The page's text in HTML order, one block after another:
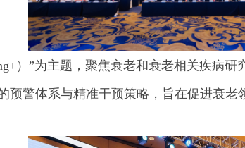
）”为主题，聚焦衰老和衰老相关疾病
预警体系与精准干预策略，旨在促进衰